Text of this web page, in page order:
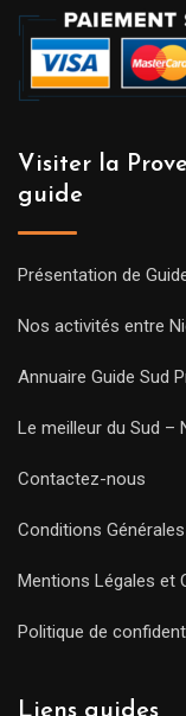
Visiter la
guide
Présentation de
Nos activités entre
Annuaire Guide Sud
Le meilleur du Sud –
Contactez-nous
Conditions
Mentions Légales et
Politique de